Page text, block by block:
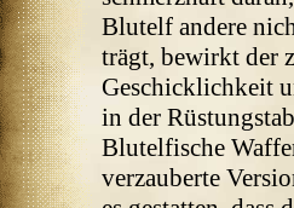
Blutelf andere
trägt, bewirkt der
Geschicklichkeit
in der
Blutelfische
verzauberte